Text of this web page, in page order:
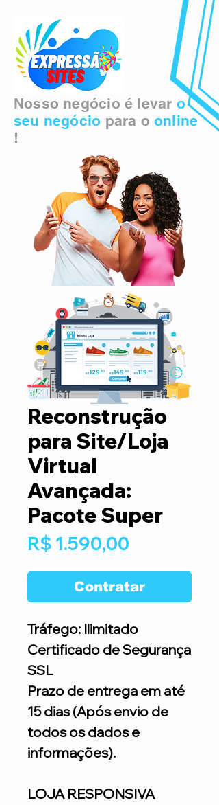
Nosso negócio é levar o
seu negócio para o online
!
Reconstrução
para Site/Loja
Virtual
Avançada:
Pacote Super
R$ 1.590,00
Contratar
Tráfego: Ilimitado
Certificado de Segurança
SSL
Prazo de entrega em até
15 dias (Após envio de
todos os dados e
informações).
LOJA RESPONSIVA